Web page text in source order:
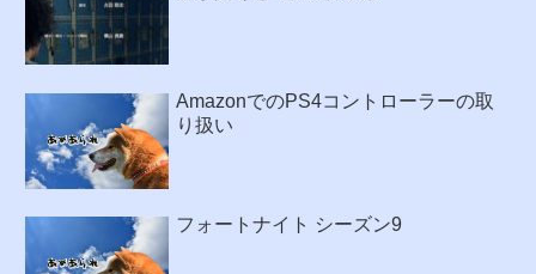
AmazonでのPS4コントローラーの取
り扱い
フォートナイト シーズン9